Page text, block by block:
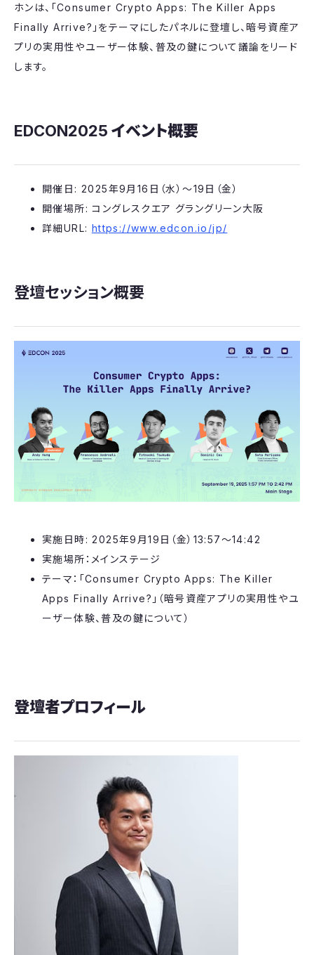
ホンは、「Consumer Crypto Apps: The Killer Apps
Finally Arrive?」をテーマにしたパネルに登壇し、暗号資産ア
プリの実用性やユーザー体験、普及の鍵について議論をリード
します。
EDCON2025 イベント概要
開催日: 2025年9月16日（水）〜19日（金）
開催場所: コングレスクエア グラングリーン大阪
詳細URL: https://www.edcon.io/jp/
登壇セッション概要
実施日時: 2025年9月19日（金）13:57〜14:42
実施場所：メインステージ
テーマ：「Consumer Crypto Apps: The Killer
Apps Finally Arrive?」（暗号資産アプリの実用性やユ
ーザー体験、普及の鍵について）
登壇者プロフィール